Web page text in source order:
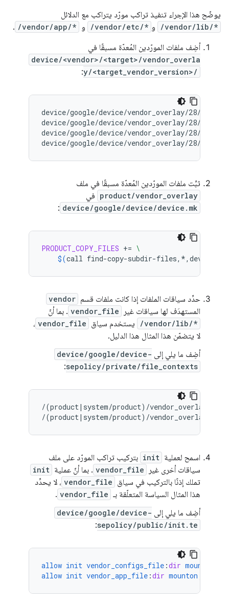
يوضّح هذا الإجراء تنفيذ تراكب مورّد يتراكب مع الدلائل
/vendor/lib/* و /vendor/etc/* و /vendor/app/*
.
أضِف ملفات المورّدين المُعدّة مسبقًا في
device/<vendor>/<target>/vendor_overla
y/<target_vendor_version>/
:
device/google/device/vendor_overlay/28/lib/
device/google/device/vendor_overlay/28/lib/
device/google/device/vendor_overlay/28/etc/
device/google/device/vendor_overlay/28/app/
ثبِّت ملفات المورّدين المُعدّة مسبقًا في ملف
product/vendor_overlay في
device/google/device/device.mk
:
PRODUCT_COPY_FILES += \
$(call find-copy-subdir-files,*,device/
حدِّد سياقات الملفات إذا كانت ملفات قسم vendor
المستهدَف لها سياقات غير vendor_file . بما أنّ
/vendor/lib/* يستخدم سياق vendor_file ،
لا يتضمّن هذا المثال هذا الدليل.
أضِف ما يلي إلى device/google/device-
sepolicy/private/file_contexts
:
/(product|system/product)/vendor_overlay/
/(product|system/product)/vendor_overlay/
اسمح لعملية init بتركيب تراكب المورّد على ملف
سياقات أخرى غير
vendor_file . بما أنّ عملية init
تملك إذنًا بالتركيب في سياق vendor_file ، لا يحدِّد
هذا المثال السياسة المتعلّقة بـ vendor_file
.
أضِف ما يلي إلى device/google/device-
sepolicy/public/init.te
:
allow init vendor_configs_file :dir mounton
allow init vendor_app_file :dir mounton